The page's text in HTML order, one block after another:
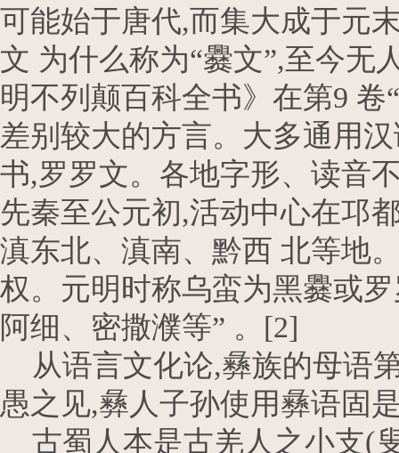
可能始于唐代,而集大成于元
文 为什么称为“爨文”,至今无
明不列颠百科全书》在第9
差别较大的方言。大多通用
书,罗罗文。各地字形、读音
先秦至公元初,活动中心在邛
滇东北、滇南、黔西 北等地
权。元明时称乌蛮为黑爨或
阿细、密撒濮等” 。[2]
从语言文化论,彝族的母语
愚之见,彝人子孙使用彝语固
古蜀人本是古羌人之小支(